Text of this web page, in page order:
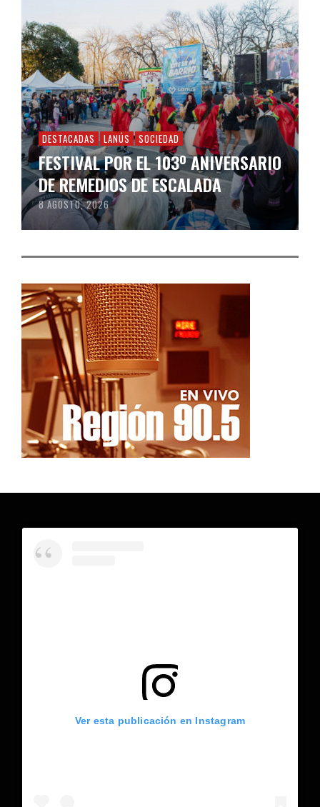
DESTACADAS LANÚS SOCIEDAD
FESTIVAL POR EL 103º ANIVERSARIO
DE REMEDIOS DE ESCALADA
8 AGOSTO, 2026
Ver esta publicación en Instagram